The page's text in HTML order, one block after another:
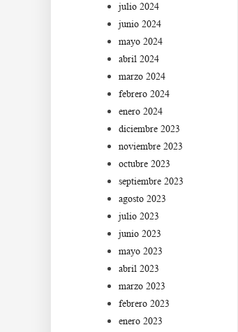
julio 2024
junio 2024
mayo 2024
abril 2024
marzo 2024
febrero 2024
enero 2024
diciembre 2023
noviembre 2023
octubre 2023
septiembre 2023
agosto 2023
julio 2023
junio 2023
mayo 2023
abril 2023
marzo 2023
febrero 2023
enero 2023